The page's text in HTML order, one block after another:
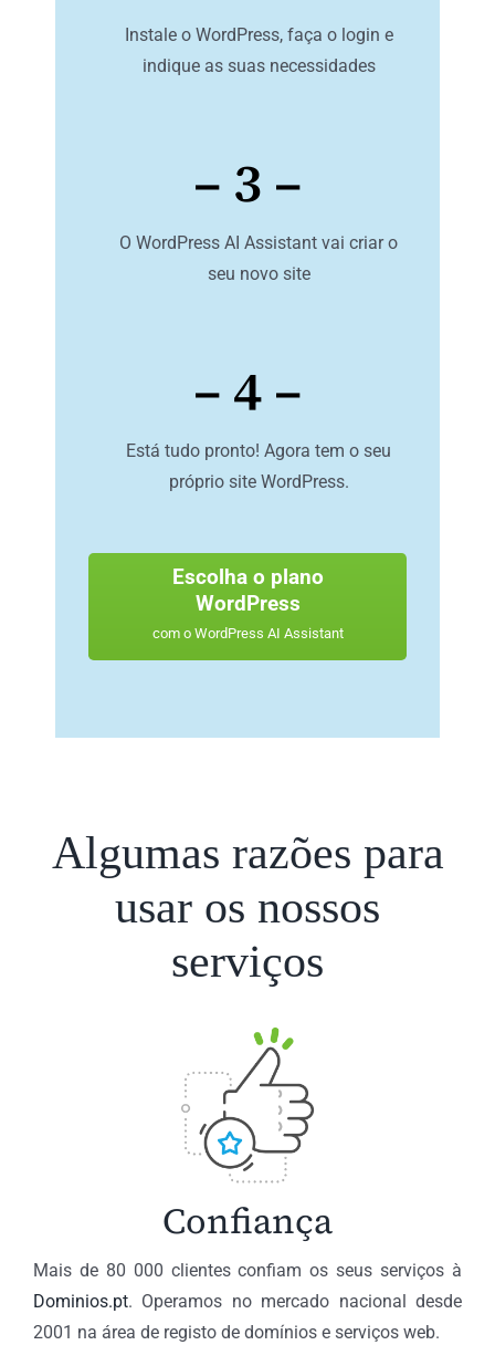
Instale o WordPress, faça o login e
indique as suas necessidades
– 3 –
O WordPress AI Assistant vai criar o
seu novo site
– 4 –
Está tudo pronto! Agora tem o seu
próprio site WordPress.
Escolha o plano
WordPress
com o WordPress AI Assistant
Algumas razões para
usar os nossos
serviços
Confiança
Mais de 80 000 clientes confiam os seus serviços à
Dominios.pt. Operamos no mercado nacional desde
2001 na área de registo de domínios e serviços web.